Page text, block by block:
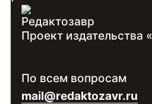
Контакты:
Войдите
специалиста
Проект издательства
По всем вопросам
mail@redaktozavr.ru